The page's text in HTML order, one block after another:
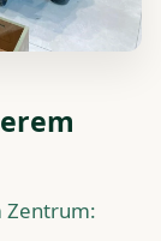
Zentrum: